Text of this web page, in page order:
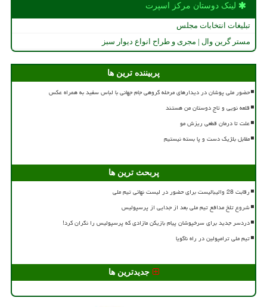
لینک دوستان مركز اسپرت
تبلیغات انتخابات مجلس
مستر گرین وال | مجری و طراح انواع دیوار سبز
پربیننده ترین ها
حضور ملی پوشان در دیدارهای مرحله گروهی جام جهانی با لباس سفید به همراه عکس
قلعه نویی و تاج دوستان من هستند
علت تا درمان قطعی ریزش مو
مقابل بلژیک دست و پا بسته نیستیم
پربحث ترین ها
رقابت 28 والیبالیست برای حضور در لیست نهائی تیم ملی
شروع تلخ مدافع تیم ملی بعد از جدایی از پرسپولیس
دردسر جدید برای سرخپوشان پیام بازیکن مازادی که پرسپولیس را نگران کرد!
تیم ملی ترامپولین در راه ناگویا
جدیدترین ها